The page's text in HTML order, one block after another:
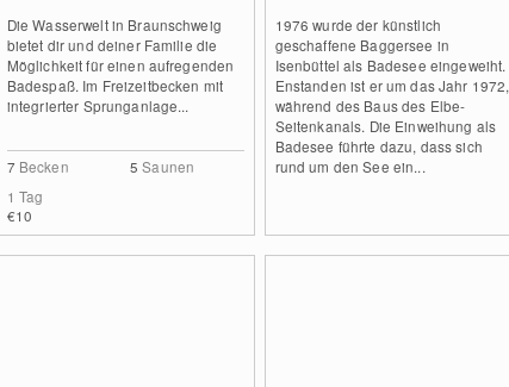
Die Wasserwelt in Braunschweig
bietet dir und deiner Familie die
Möglichkeit für einen aufregenden
Badespaß. Im Freizeitbecken mit
integrierter Sprunganlage...
7 Becken 5 Saunen
1 Tag
€10
1976 wurde der künstlich
geschaffene Baggersee in
Isenbüttel als Badesee eingeweiht.
Enstanden ist er um das Jahr 1972,
während des Baus des Elbe-
Seitenkanals. Die Einweihung als
Badesee führte dazu, dass sich
rund um den See ein...